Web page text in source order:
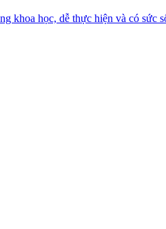
học, dễ thực hiện và có sức